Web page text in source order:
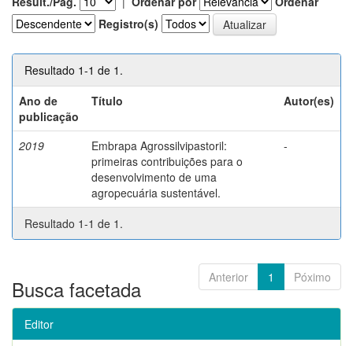
Registro(s)
Resultado 1-1 de 1.
Ano de
publicação
Título Autor(es)
2019
Embrapa Agrossilvipastoril:
primeiras contribuições para o
desenvolvimento de uma
agropecuária sustentável.
-
Resultado 1-1 de 1.
Anterior 1 Póximo
Busca facetada
Editor